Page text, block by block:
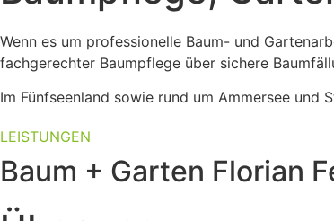
Wenn es um professionelle Baum- und
fachgerechter Baumpflege über sichere
Im Fünfseenland sowie rund um Ammersee
LEISTUNGEN
Baum + Garten Florian